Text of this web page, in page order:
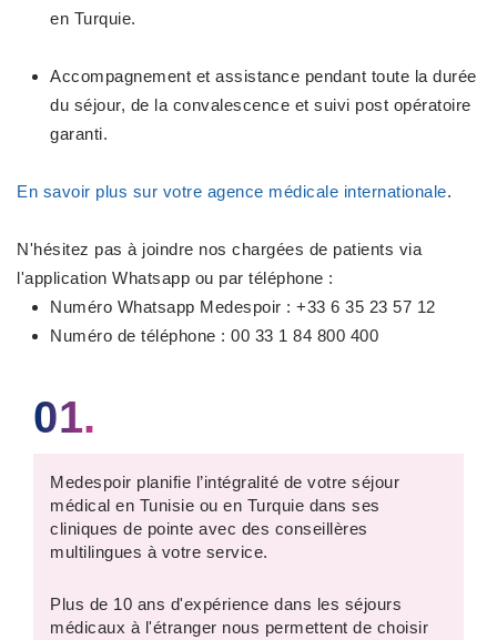
en Turquie.
Accompagnement et assistance pendant toute la durée
du séjour, de la convalescence et suivi post opératoire
garanti.
En savoir plus sur votre agence médicale internationale.
N'hésitez pas à joindre nos chargées de patients via
l'application Whatsapp ou par téléphone :
Numéro Whatsapp Medespoir : +33 6 35 23 57 12
Numéro de téléphone : 00 33 1 84 800 400
01.
Medespoir planifie l’intégralité de votre séjour
médical en Tunisie ou en Turquie dans ses
cliniques de pointe avec des conseillères
multilingues à votre service.
Plus de 10 ans d'expérience dans les séjours
médicaux à l'étranger nous permettent de choisir